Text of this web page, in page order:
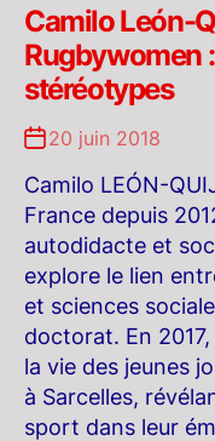
Camilo León-
Rugbywomen
stéréotypes
20 juin 2018
Camilo LEÓN-
France depuis
autodidacte et
explore le lien
et sciences
doctorat. En
la vie des jeunes
à Sarcelles,
sport dans leur